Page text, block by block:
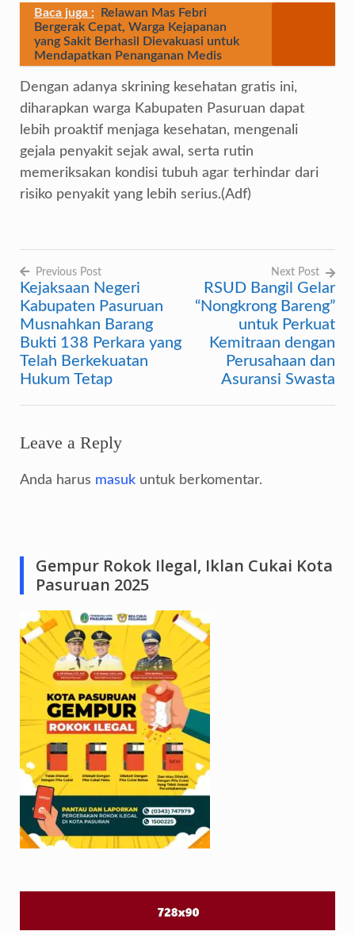
Baca juga :
Relawan Mas Febri
Bergerak Cepat, Warga Kejapanan
yang Sakit Berhasil Dievakuasi untuk
Mendapatkan Penanganan Medis
Dengan adanya skrining kesehatan gratis ini,
diharapkan warga Kabupaten Pasuruan dapat
lebih proaktif menjaga kesehatan, mengenali
gejala penyakit sejak awal, serta rutin
memeriksakan kondisi tubuh agar terhindar dari
risiko penyakit yang lebih serius.(Adf)
Navigasi
pos
Previous Post
Kejaksaan Negeri
Kabupaten Pasuruan
Musnahkan Barang
Bukti 138 Perkara yang
Telah Berkekuatan
Hukum Tetap
Next Post
RSUD Bangil Gelar
“Nongkrong Bareng”
untuk Perkuat
Kemitraan dengan
Perusahaan dan
Asuransi Swasta
Leave a Reply
Anda harus masuk untuk berkomentar.
Gempur Rokok Ilegal, Iklan Cukai Kota
Pasuruan 2025